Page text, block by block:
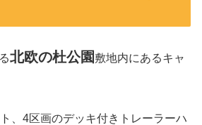
北欧の杜公園 敷地内にあるキャ
、4区画のデッキ付きトレーラーハ